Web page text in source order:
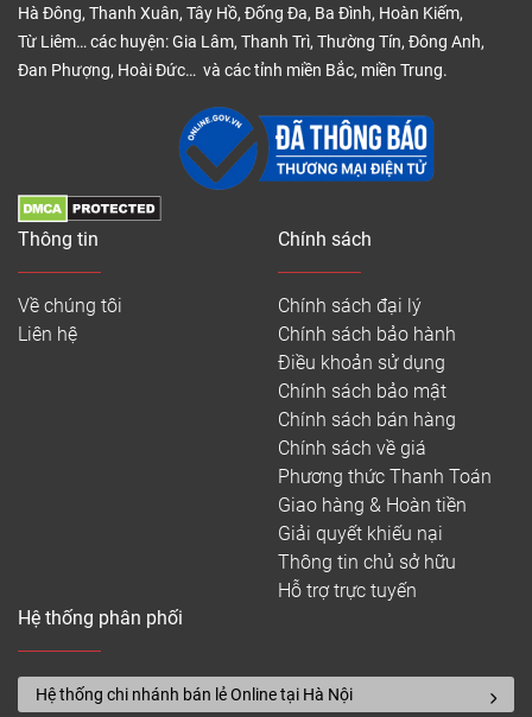
Hà Đông, Thanh Xuân, Tây Hồ, Đống Đa, Ba Đình, Hoàn Kiếm,
Từ Liêm… các huyện: Gia Lâm, Thanh Trì, Thường Tín, Đông Anh,
Đan Phượng, Hoài Đức… và các tỉnh miền Bắc, miền Trung.
Thông tin
Về chúng tôi
Liên hệ
Chính sách
Chính sách đại lý
Chính sách bảo hành
Điều khoản sử dụng
Chính sách bảo mật
Chính sách bán hàng
Chính sách về giá
Phương thức Thanh Toán
Giao hàng & Hoàn tiền
Giải quyết khiếu nại
Thông tin chủ sở hữu
Hỗ trợ trực tuyến
Hệ thống phân phối
Hệ thống chi nhánh bán lẻ Online tại Hà Nội